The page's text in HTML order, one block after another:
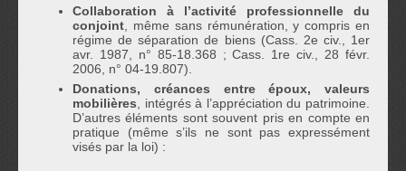
Collaboration à l’activité professionnelle du
conjoint, même sans rémunération, y compris en
régime de séparation de biens (Cass. 2e civ., 1er
avr. 1987, n° 85-18.368 ; Cass. 1re civ., 28 févr.
2006, n° 04-19.807).
Donations, créances entre époux, valeurs
mobilières, intégrés à l’appréciation du patrimoine.
D’autres éléments sont souvent pris en compte en
pratique (même s’ils ne sont pas expressément
visés par la loi) :